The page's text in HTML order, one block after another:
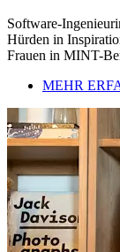
Software-
Hürden in
Frauen in MINT-
MEHR